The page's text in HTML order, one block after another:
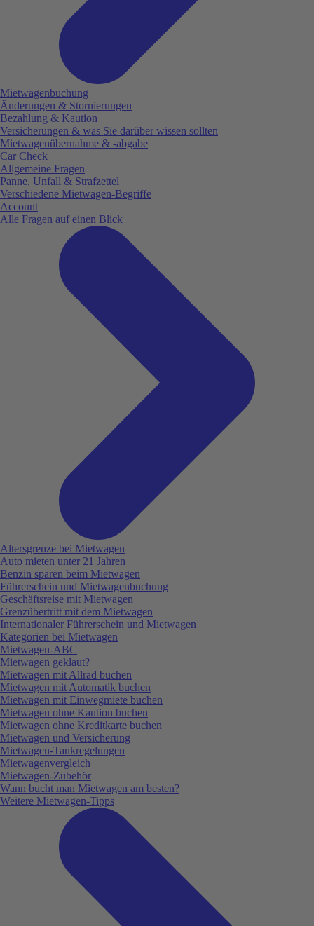
Mietwagenbuchung
Änderungen & Stornierungen
Bezahlung & Kaution
Versicherungen & was Sie darüber wissen sollten
Mietwagenübernahme & -abgabe
Car Check
Allgemeine Fragen
Panne, Unfall & Strafzettel
Verschiedene Mietwagen-Begriffe
Account
Alle Fragen auf einen Blick
Altersgrenze bei Mietwagen
Auto mieten unter 21 Jahren
Benzin sparen beim Mietwagen
Führerschein und Mietwagenbuchung
Geschäftsreise mit Mietwagen
Grenzübertritt mit dem Mietwagen
Internationaler Führerschein und Mietwagen
Kategorien bei Mietwagen
Mietwagen-ABC
Mietwagen geklaut?
Mietwagen mit Allrad buchen
Mietwagen mit Automatik buchen
Mietwagen mit Einwegmiete buchen
Mietwagen ohne Kaution buchen
Mietwagen ohne Kreditkarte buchen
Mietwagen und Versicherung
Mietwagen-Tankregelungen
Mietwagenvergleich
Mietwagen-Zubehör
Wann bucht man Mietwagen am besten?
Weitere Mietwagen-Tipps